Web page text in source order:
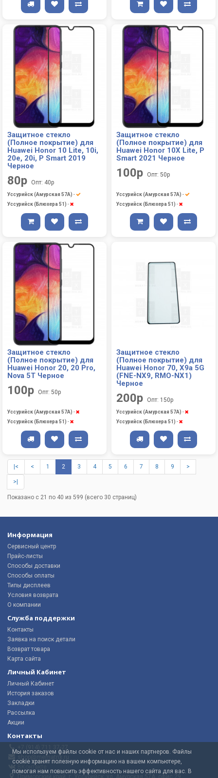
Защитное стекло
(Полное покрытие) для
Huawei Honor 10 Lite, 10i,
20e, 20i, P Smart 2019
Черное
80р Опт: 40р
Уссурийск (Амурская 57А) -
Уссурийск (Блюхера 51) -
Защитное стекло
(Полное покрытие) для
Huawei Honor 10X Lite, P
Smart 2021 Черное
100р Опт: 50р
Уссурийск (Амурская 57А) -
Уссурийск (Блюхера 51) -
Защитное стекло
(Полное покрытие) для
Huawei Honor 20, 20 Pro,
Nova 5T Черное
100р Опт: 50р
Уссурийск (Амурская 57А) -
Уссурийск (Блюхера 51) -
Защитное стекло
(Полное покрытие) для
Huawei Honor 70, X9a 5G
(FNE-NX9, RMO-NX1)
Черное
200р Опт: 150р
Уссурийск (Амурская 57А) -
Уссурийск (Блюхера 51) -
|< < 1 2 3 4 5 6 7 8 9 >
>|
Показано с 21 по 40 из 599 (всего 30 страниц)
Информация
Сервисный центр
Прайс-листы
Способы доставки
Способы оплаты
Типы дисплеев
Условия возврата
О компании
Служба поддержки
Контакты
Заявка на поиск детали
Возврат товара
Карта сайта
Личный Кабинет
Личный Кабинет
История заказов
Закладки
Рассылка
Акции
Контакты
+7 (914) 711 37-27
shop@mematrix.ru
ВКонтакте
Приморский край, г. Уссурийск, ул. Амурская 57А, офис 29
Мы используем файлы cookie от нас и наших партнеров. Файлы
cookie хранят полезную информацию на вашем компьютере,
помогая нам повысить эффективность нашего сайта для вас. В